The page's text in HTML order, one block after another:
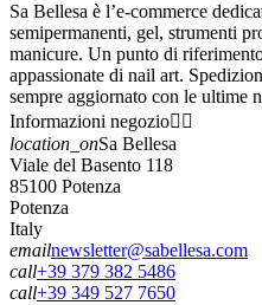
Sa Bellesa è l’e-commerce
semipermanenti, gel, strumenti
manicure. Un punto di
appassionate di nail art.
sempre aggiornato con le ultime
Informazioni negozio 
location_onSa Bellesa
Viale del Basento 118
85100 Potenza
Potenza
Italy
emailnewsletter@sabellesa.com
call+39 379 382 5486
call+39 349 527 7650